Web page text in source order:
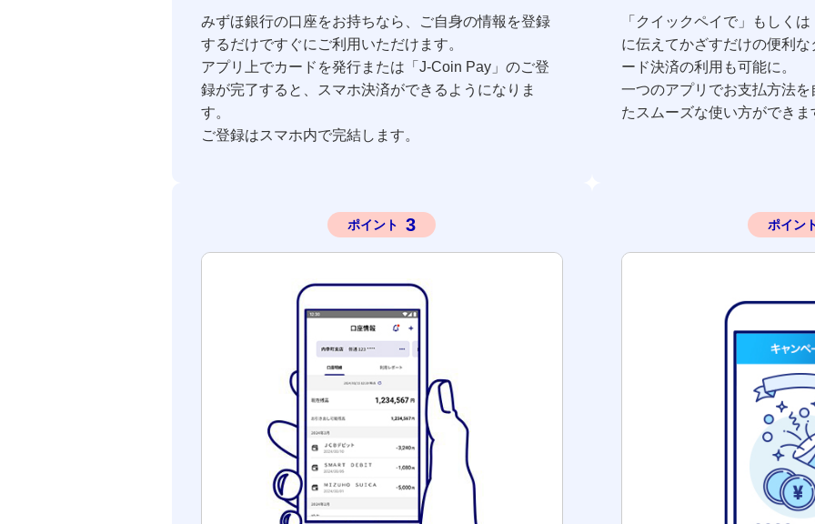
みずほ銀行の口座をお持ちなら、ご自身の情報を登録
するだけですぐにご利用いただけます。
アプリ上でカードを発行または「J-Coin Pay」のご登
録が完了すると、スマホ決済ができるようになりま
す。
ご登録はスマホ内で完結します。
「クイックペイで」もしく
に伝えてかざすだけの便利
ード決済の利用も可能に。
一つのアプリでお支払方法
たスムーズな使い方ができま
ポイント 3 ポイン